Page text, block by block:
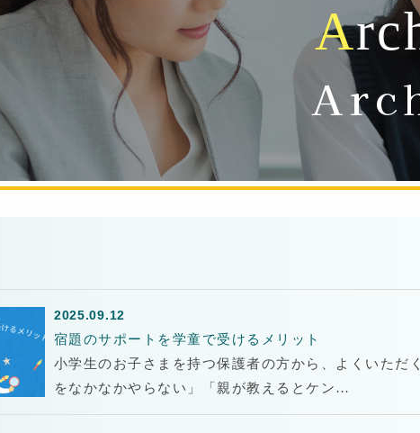
Arc
2025.09.12
宿題のサポートを学童で受けるメリット
小学生のお子さまを持つ保護者の方から、よくいただ
をなかなかやらない」「親が教えるとケン…